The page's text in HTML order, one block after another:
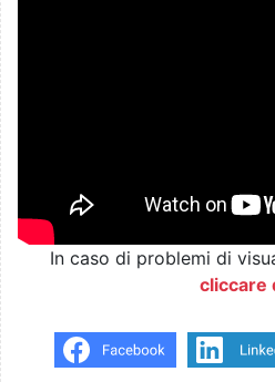
In caso di problemi di
cliccare